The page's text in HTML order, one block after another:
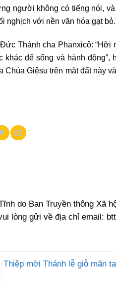
người không có tiếng nói,
nghịch với nền văn hóa gạt
Thánh cha Phanxicô: “Hỡi
để sống và hành động”,
Giêsu trên mặt đất này
do Ban Truyền thông Xã
lòng gửi về địa chỉ email:
Thiệp mời Thánh lễ giỗ mãn